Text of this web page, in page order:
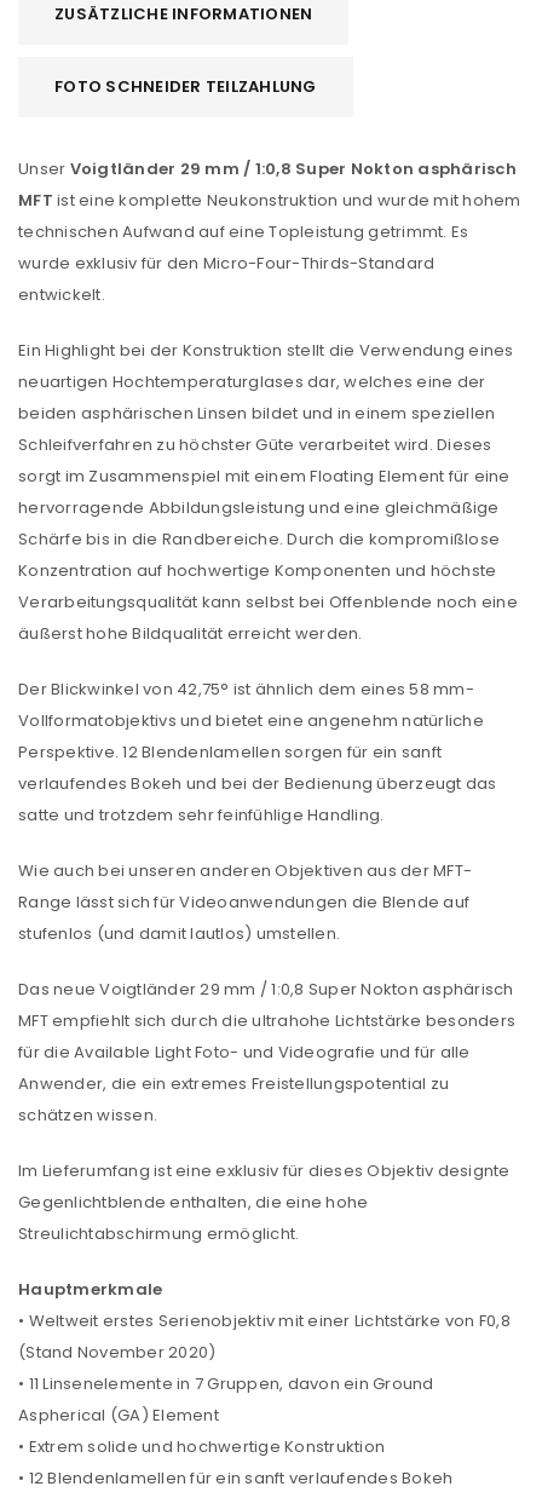
ZUSÄTZLICHE INFORMATIONEN
FOTO SCHNEIDER TEILZAHLUNG
Unser Voigtländer 29 mm / 1:0,8 Super Nokton asphärisch
MFT ist eine komplette Neukonstruktion und wurde mit hohem
technischen Aufwand auf eine Topleistung getrimmt. Es
wurde exklusiv für den Micro-Four-Thirds-Standard
entwickelt.
Ein Highlight bei der Konstruktion stellt die Verwendung eines
neuartigen Hochtemperaturglases dar, welches eine der
beiden asphärischen Linsen bildet und in einem speziellen
Schleifverfahren zu höchster Güte verarbeitet wird. Dieses
sorgt im Zusammenspiel mit einem Floating Element für eine
hervorragende Abbildungsleistung und eine gleichmäßige
Schärfe bis in die Randbereiche. Durch die kompromißlose
Konzentration auf hochwertige Komponenten und höchste
Verarbeitungsqualität kann selbst bei Offenblende noch eine
äußerst hohe Bildqualität erreicht werden.
Der Blickwinkel von 42,75° ist ähnlich dem eines 58 mm-
Vollformatobjektivs und bietet eine angenehm natürliche
Perspektive. 12 Blendenlamellen sorgen für ein sanft
verlaufendes Bokeh und bei der Bedienung überzeugt das
satte und trotzdem sehr feinfühlige Handling.
Wie auch bei unseren anderen Objektiven aus der MFT-
Range lässt sich für Videoanwendungen die Blende auf
stufenlos (und damit lautlos) umstellen.
Das neue Voigtländer 29 mm / 1:0,8 Super Nokton asphärisch
MFT empfiehlt sich durch die ultrahohe Lichtstärke besonders
für die Available Light Foto- und Videografie und für alle
Anwender, die ein extremes Freistellungspotential zu
schätzen wissen.
Im Lieferumfang ist eine exklusiv für dieses Objektiv designte
Gegenlichtblende enthalten, die eine hohe
Streulichtabschirmung ermöglicht.
Hauptmerkmale
• Weltweit erstes Serienobjektiv mit einer Lichtstärke von F0,8
(Stand November 2020)
• 11 Linsenelemente in 7 Gruppen, davon ein Ground
Aspherical (GA) Element
• Extrem solide und hochwertige Konstruktion
• 12 Blendenlamellen für ein sanft verlaufendes Bokeh